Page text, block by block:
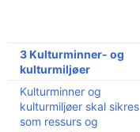
3 Kulturminner- og
kulturmiljøer
Kulturminner og
kulturmiljøer skal sikres
som ressurs og